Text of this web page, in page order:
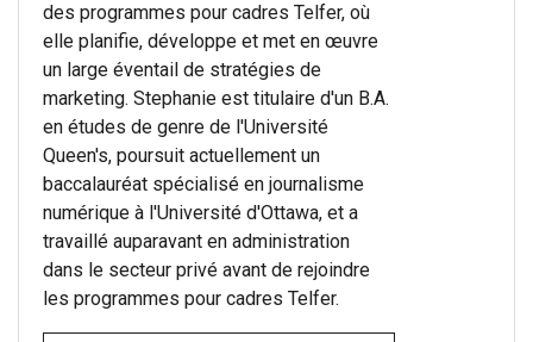
des programmes pour cadres Telfer, où
elle planifie, développe et met en œuvre
un large éventail de stratégies de
marketing. Stephanie est titulaire d'un B.A.
en études de genre de l'Université
Queen's, poursuit actuellement un
baccalauréat spécialisé en journalisme
numérique à l'Université d'Ottawa, et a
travaillé auparavant en administration
dans le secteur privé avant de rejoindre
les programmes pour cadres Telfer.